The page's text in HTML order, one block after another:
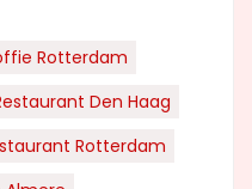
Rotterdam
Den Haag
Rotterdam